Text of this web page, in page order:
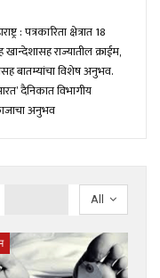
: पत्रकारिता क्षेत्रात 18
राज्यातील क्राईम,
बातम्यांचा विशेष अनुभव.
दैनिकात विभागीय
अनुभव
All